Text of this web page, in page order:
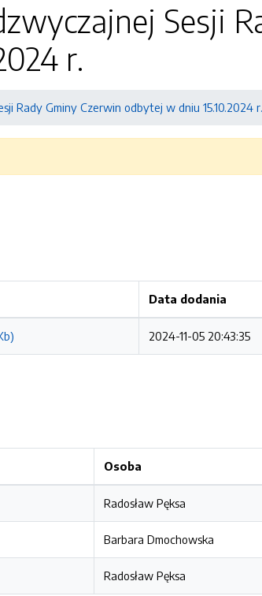
Sesji
r.
Rady Gminy Czerwin odbytej w dniu 15.10.2024 r.
Data dodania
2024-11-05 20:43:35
Osoba
Radosław Pęksa
Barbara Dmochowska
Radosław Pęksa